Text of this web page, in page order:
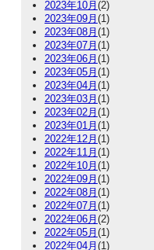
2023年10月 (2)
2023年09月 (1)
2023年08月 (1)
2023年07月 (1)
2023年06月 (1)
2023年05月 (1)
2023年04月 (1)
2023年03月 (1)
2023年02月 (1)
2023年01月 (1)
2022年12月 (1)
2022年11月 (1)
2022年10月 (1)
2022年09月 (1)
2022年08月 (1)
2022年07月 (1)
2022年06月 (2)
2022年05月 (1)
2022年04月 (1)